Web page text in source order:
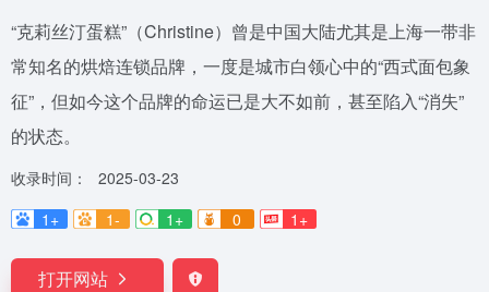
“克莉丝汀蛋糕”（Christine）曾是中国大陆尤其是上海一带非
常知名的烘焙连锁品牌，一度是城市白领心中的“西式面包象
征”，但如今这个品牌的命运已是大不如前，甚至陷入“消失”
的状态。
收录时间：
2025-03-23
1+
1- 1+ 0 1+
打开网站